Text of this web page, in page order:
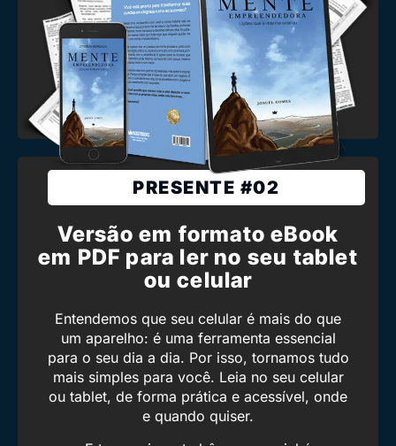
PRESENTE #02
Versão em formato eBook
em PDF para ler no seu tablet
ou celular
Entendemos que seu celular é mais do que
um aparelho: é uma ferramenta essencial
para o seu dia a dia. Por isso, tornamos tudo
mais simples para você. Leia no seu celular
ou tablet, de forma prática e acessível, onde
e quando quiser.